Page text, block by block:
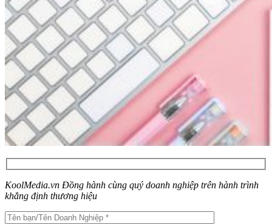
KoolMedia.vn Đồng hành cùng quý doanh nghiệp trên hành trình
khẳng định thương hiệu